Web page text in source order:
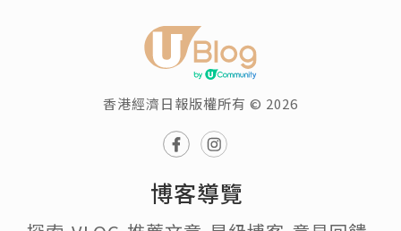
香港經濟日報版權所有 © 2026
博客導覽